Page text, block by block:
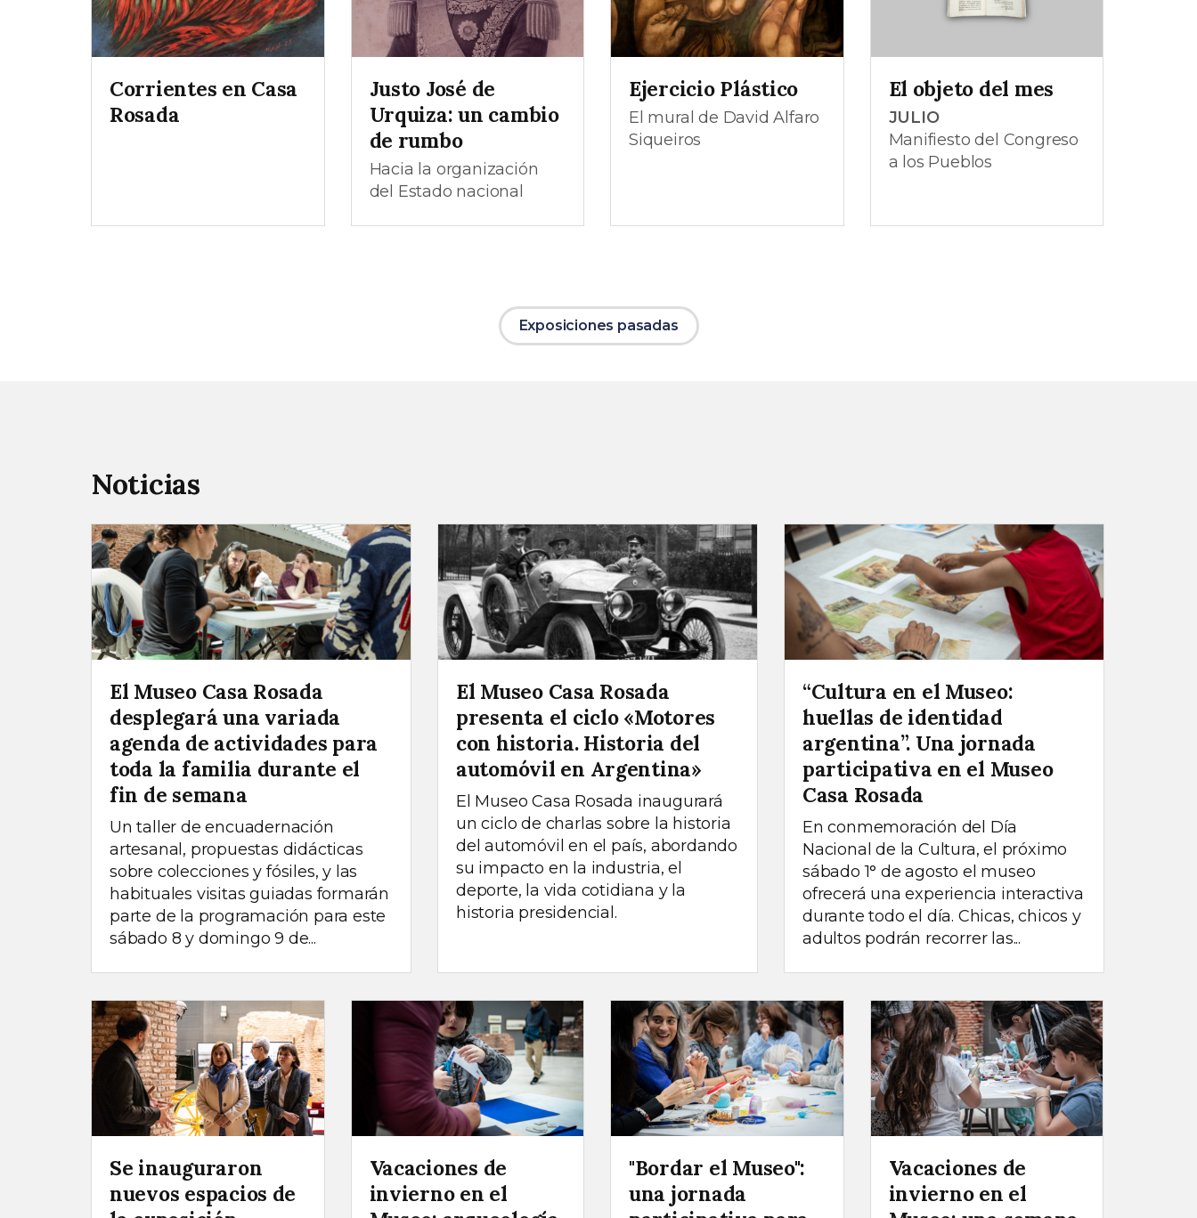
Corrientes en Casa
Rosada
Justo José de
Urquiza: un cambio
de rumbo
Hacia la organización
del Estado nacional
Ejercicio Plástico
El mural de David Alfaro
Siqueiros
El objeto del mes
JULIO
Manifiesto del Congreso
a los Pueblos
Exposiciones pasadas
Noticias
El Museo Casa Rosada
desplegará una variada
agenda de actividades para
toda la familia durante el
fin de semana
Un taller de encuadernación
artesanal, propuestas didácticas
sobre colecciones y fósiles, y las
habituales visitas guiadas formarán
parte de la programación para este
sábado 8 y domingo 9 de...
El Museo Casa Rosada
presenta el ciclo «Motores
con historia. Historia del
automóvil en Argentina»
El Museo Casa Rosada inaugurará
un ciclo de charlas sobre la historia
del automóvil en el país, abordando
su impacto en la industria, el
deporte, la vida cotidiana y la
historia presidencial.
“Cultura en el Museo:
huellas de identidad
argentina”. Una jornada
participativa en el Museo
Casa Rosada
En conmemoración del Día
Nacional de la Cultura, el próximo
sábado 1° de agosto el museo
ofrecerá una experiencia interactiva
durante todo el día. Chicas, chicos y
adultos podrán recorrer las...
Se inauguraron
nuevos espacios de
Vacaciones de
invierno en el
"Bordar el Museo":
una jornada
Vacaciones de
invierno en el